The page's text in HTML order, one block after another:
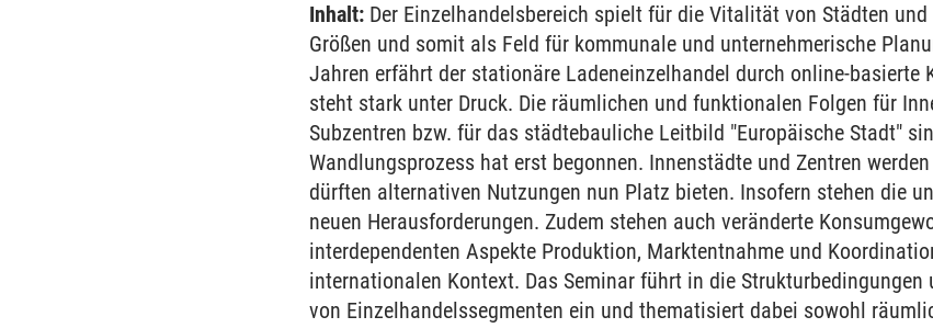
Inhalt: Der Einzelhandelsbereich spielt für die Vitalität von Städten
Größen und somit als Feld für kommunale und unternehmerische
Jahren erfährt der stationäre Ladeneinzelhandel durch online-basierte
steht stark unter Druck. Die räumlichen und funktionalen Folgen für
Subzentren bzw. für das städtebauliche Leitbild "Europäische Stadt"
Wandlungsprozess hat erst begonnen. Innenstädte und Zentren
dürften alternativen Nutzungen nun Platz bieten. Insofern stehen die
neuen Herausforderungen. Zudem stehen auch veränderte
interdependenten Aspekte Produktion, Marktentnahme und
internationalen Kontext. Das Seminar führt in die
von Einzelhandelssegmenten ein und thematisiert dabei sowohl